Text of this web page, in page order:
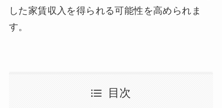
した家賃収入を得られる可能性を高められま
す。
目次